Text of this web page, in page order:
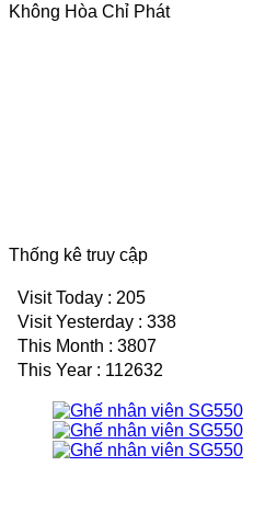
Không Hòa Chỉ Phát
Thống kê truy cập
Visit Today : 205
Visit Yesterday : 338
This Month : 3807
This Year : 112632